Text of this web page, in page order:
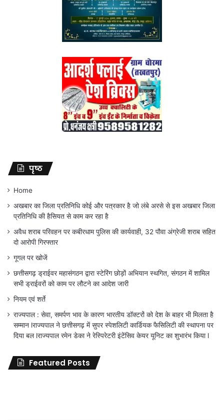
पृष्ठ
Home
अखबार का जिला प्रतिनिधि कोई और पत्रकार है जो लंबे अरसे से इस अखबार जिला
प्रतिनिधि की हैसियत से काम कर रहा है
अवैध शराब परिवहन पर कबीरधाम पुलिस की कार्यवाही, 32 पौवा अंग्रेजी शराब सहित
दो आरोपी गिरफ्तार
गूगल पर खोजें
छत्तीसगढ़ ड्राईवर महासंगठन द्वारा स्टेरिंग छोड़ों अभियान स्थगित, संगठन में शामिल
सभी ड्राईवरों को काम पर लौटने का आदेश जारी
नियम एवं शर्ते
राज्यपाल : सेवा, समर्पण भाव के कारण भारतीय डॉक्टरों को देश के बाहर भी मिलता है
सम्मान lराज्यपाल ने छत्तीसगढ़ में सुपर स्पेशलिटी कार्डियक फैसिलिटी की स्थापना पर
दिया बल lराज्यपाल रमेन डेका ने रेस्पिरेटरी इंटेंसिव केयर यूनिट का शुभारंभ किया l
Featured Posts